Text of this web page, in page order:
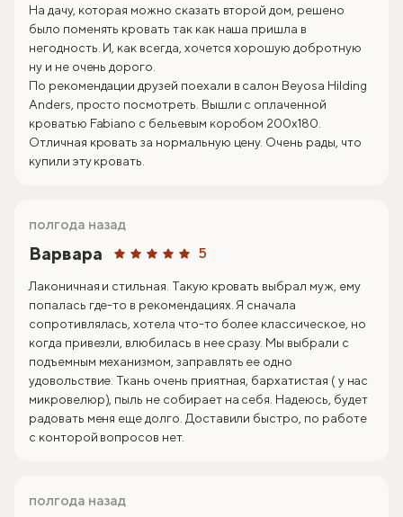
На дачу, которая можно сказать второй дом, решено
было поменять кровать так как наша пришла в
негодность. И, как всегда, хочется хорошую добротную
ну и не очень дорого.
По рекомендации друзей поехали в салон Beyosa Hilding
Anders, просто посмотреть. Вышли с оплаченной
кроватью Fabiano с бельевым коробом 200х180.
Отличная кровать за нормальную цену. Очень рады, что
купили эту кровать.
Варвара 5
полгода назад
Лаконичная и стильная. Такую кровать выбрал муж, ему
попалась где-то в рекомендациях. Я сначала
сопротивлялась, хотела что-то более классическое, но
когда привезли, влюбилась в нее сразу. Мы выбрали с
подъемным механизмом, заправлять ее одно
удовольствие. Ткань очень приятная, бархатистая ( у нас
микровелюр), пыль не собирает на себя. Надеюсь, будет
радовать меня еще долго. Доставили быстро, по работе
с конторой вопросов нет.
полгода назад